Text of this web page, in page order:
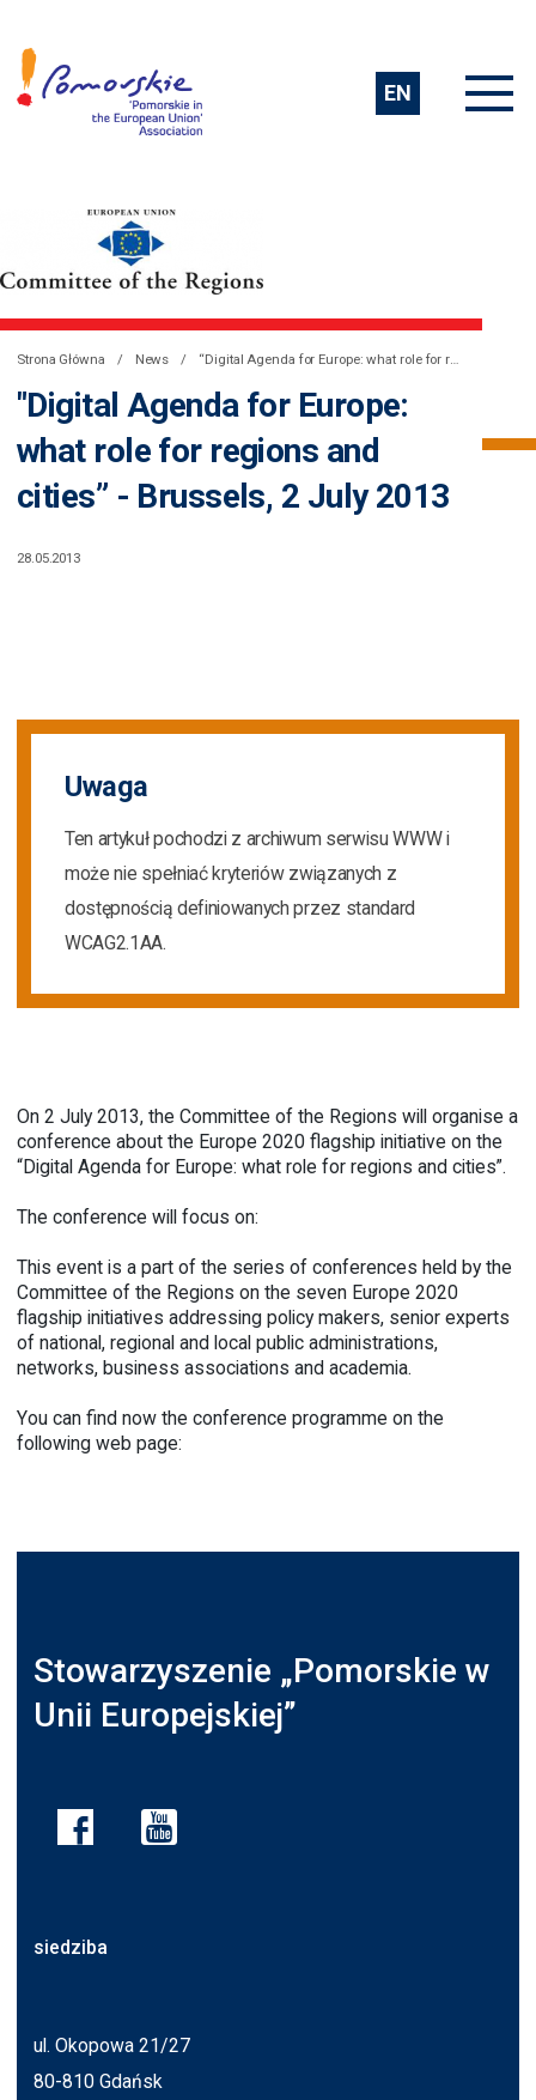
EN
Strona Główna News “Digital Agenda for Europe: what role for regions and cities” – Brussels, 2 July 2013
"Digital Agenda for Europe:
what role for regions and
cities” - Brussels, 2 July 2013
28.05.2013
Uwaga
Ten artykuł pochodzi z archiwum serwisu WWW i
może nie spełniać kryteriów związanych z
dostępnością definiowanych przez standard
WCAG2.1AA.
On 2 July 2013, the Committee of the Regions will organise a
conference about the Europe 2020 flagship initiative on the
“Digital Agenda for Europe: what role for regions and cities”.
The conference will focus on:
This event is a part of the series of conferences held by the
Committee of the Regions on the seven Europe 2020
flagship initiatives addressing policy makers, senior experts
of national, regional and local public administrations,
networks, business associations and academia.
You can find now the conference programme on the
following web page:
Stowarzyszenie „Pomorskie w
Unii Europejskiej”
siedziba
ul. Okopowa 21/27
80-810 Gdańsk